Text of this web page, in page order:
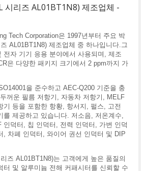
시리즈 AL01BT1N8) 제조업체 -
Tech Corporation은 1997년부터 주요 박
AL01BT1N8) 제조업체 중 하나입니다.그
전자 기기 응용 분야에서 사용되며, 제조
은 다양한 패키지 크기에서 2 ppm까지 가
을 준수하고 AEC-Q200 기준을 충
꺼운 필름 저항기, 자동차 저항기, MELF
기 등을 포함한 항황, 항서지, 펄스, 고전
를 제공하고 있습니다. 저소음, 저온계수,
인덕터, 칩 인덕터, 전력 인덕터, 가변 인덕
, 차폐 인덕터, 와이어 권선 인덕터 및 DIP
즈 AL01BT1N8)는 고객에게 높은 품질의
터 및 알루미늄 전해 커패시터를 신뢰할 수